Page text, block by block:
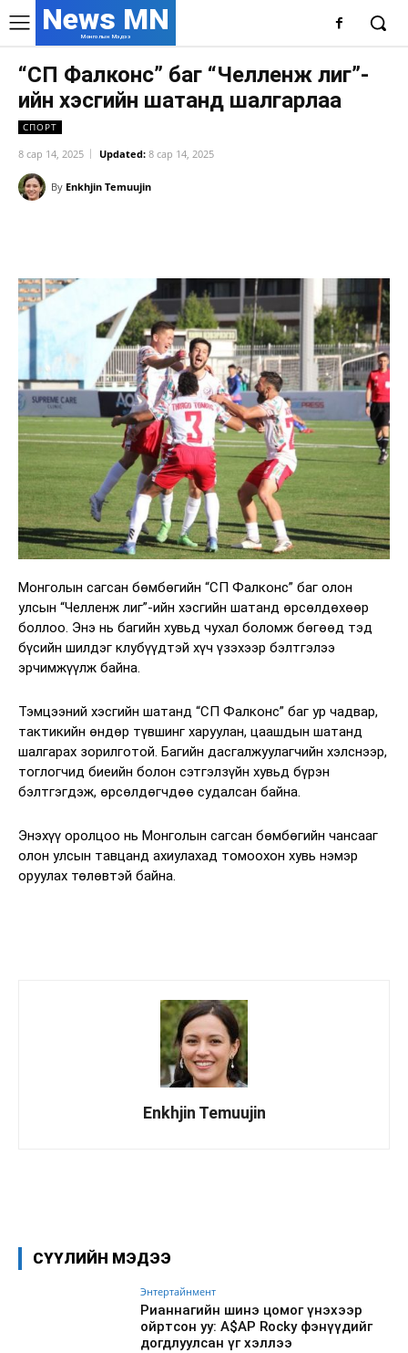
News MN
Монголын Мэдээ
“СП Фалконс” баг “Челленж лиг”-
ийн хэсгийн шатанд шалгарлаа
СПОРТ
8 сар 14, 2025 Updated: 8 сар 14, 2025
By Enkhjin Temuujin
Монголын сагсан бөмбөгийн “СП Фалконс” баг олон
улсын “Челленж лиг”-ийн хэсгийн шатанд өрсөлдөхөөр
боллоо. Энэ нь багийн хувьд чухал боломж бөгөөд тэд
бүсийн шилдэг клубүүдтэй хүч үзэхээр бэлтгэлээ
эрчимжүүлж байна.
Тэмцээний хэсгийн шатанд “СП Фалконс” баг ур чадвар,
тактикийн өндөр түвшинг харуулан, цаашдын шатанд
шалгарах зорилготой. Багийн дасгалжуулагчийн хэлснээр,
тоглогчид биеийн болон сэтгэлзүйн хувьд бүрэн
бэлтгэгдэж, өрсөлдөгчдөө судалсан байна.
Энэхүү оролцоо нь Монголын сагсан бөмбөгийн чансааг
олон улсын тавцанд ахиулахад томоохон хувь нэмэр
оруулах төлөвтэй байна.
Enkhjin Temuujin
СҮҮЛИЙН МЭДЭЭ
Энтертайнмент
Рианнагийн шинэ цомог үнэхээр
ойртсон уу: A$AP Rocky фэнүүдийг
догдлуулсан үг хэллээ